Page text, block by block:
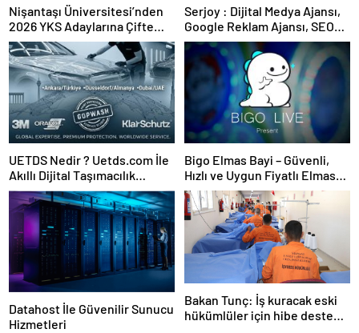
Nişantaşı Üniversitesi’nden
2026 YKS Adaylarına Çifte
Güvence: Sabit Ücret ve
Kesintisiz Burs
Serjoy : Dijital Medya Ajansı,
Google Reklam Ajansı, SEO
Ajansı ve Web Tasarım Ajansı
UETDS Nedir ? Uetds.com İle
Akıllı Dijital Taşımacılık
Yazılımı
Bigo Elmas Bayi – Güvenli,
Hızlı ve Uygun Fiyatlı Elmas
Satın Almanın Yeni Adresi
Datahost İle Güvenilir Sunucu
Hizmetleri
Bakan Tunç: İş kuracak eski
hükümlüler için hibe desteği